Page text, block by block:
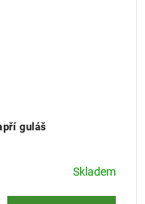
guláš
Skladem